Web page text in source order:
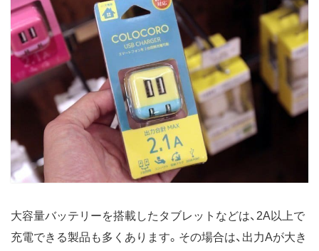
大容量バッテリーを搭載したタブレットなどは、2A以上で
充電できる製品も多くあります。その場合は、出力Aが大き